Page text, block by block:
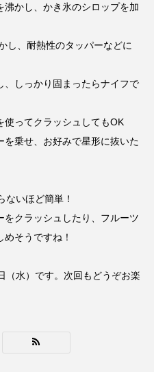
）このヤロウMOVIE」
言えない僕は』
らんぼ」
さいコンサート
あめぽったん
まとぺ
おいしい絵本
おもいおいも
かし、かき氷のシロップを加
し、耐熱性のタッパーなどに
しっかり固まったらナイフで
ってクラッシュしてもOK
乗せ、お好みで星形に抜いた
ないほど簡単！
クラッシュしたり、フルーツ
そうですね！
（水）です。次回もどうぞお楽